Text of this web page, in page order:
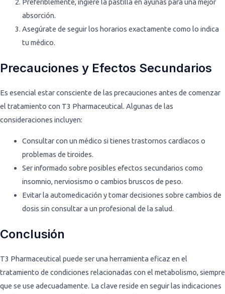
Preferiblemente, ingiere la pastilla en ayunas para una mejor
absorción.
Asegúrate de seguir los horarios exactamente como lo indica
tu médico.
Precauciones y Efectos Secundarios
Es esencial estar consciente de las precauciones antes de comenzar
el tratamiento con T3 Pharmaceutical. Algunas de las
consideraciones incluyen:
Consultar con un médico si tienes trastornos cardíacos o
problemas de tiroides.
Ser informado sobre posibles efectos secundarios como
insomnio, nerviosismo o cambios bruscos de peso.
Evitar la automedicación y tomar decisiones sobre cambios de
dosis sin consultar a un profesional de la salud.
Conclusión
T3 Pharmaceutical puede ser una herramienta eficaz en el
tratamiento de condiciones relacionadas con el metabolismo, siempre
que se use adecuadamente. La clave reside en seguir las indicaciones